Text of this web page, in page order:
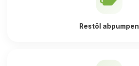
Restöl abpumpen